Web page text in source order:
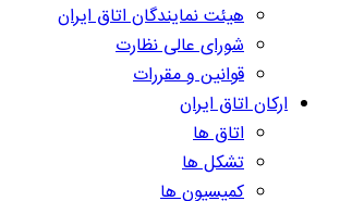
هیئت نمایندگان اتاق ایران
شورای عالی نظارت
قوانین و مقررات
ارکان اتاق ایران
اتاق ها
تشکل ها
کمیسیون ها